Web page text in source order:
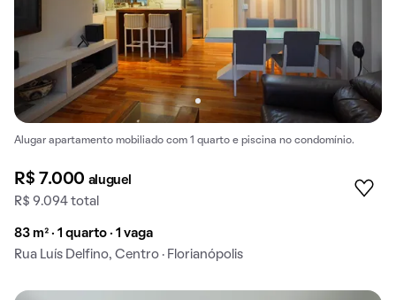
Alugar apartamento mobiliado com 1 quarto e piscina no condomínio.
R$ 7.000 aluguel
R$ 9.094 total
83 m² · 1 quarto · 1 vaga
Rua Luís Delfino, Centro · Florianópolis